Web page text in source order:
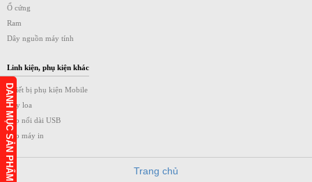
Ổ cứng
Ram
Dây nguồn máy tính
Linh kiện, phụ kiện khác
Thiết bị phụ kiện Mobile
Dây loa
Cáp nối dài USB
Cáp máy in
Trang chủ
DANH MỤC SẢN PHẨM